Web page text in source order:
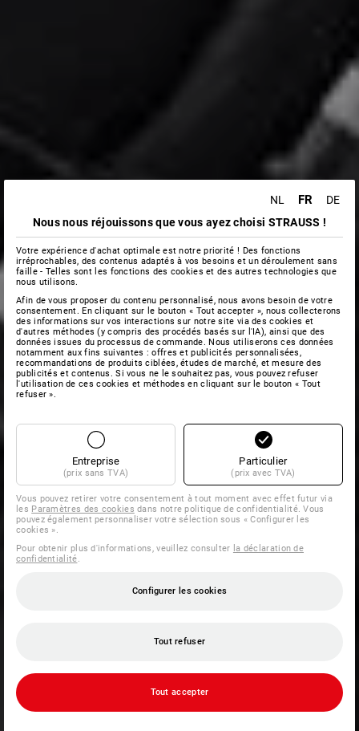
NL FR
DE
Nous nous réjouissons que vous ayez choisi STRAUSS !
Votre expérience d'achat optimale est notre priorité ! Des fonctions
irréprochables, des contenus adaptés à vos besoins et un déroulement sans
faille - Telles sont les fonctions des cookies et des autres technologies que
nous utilisons.
Afin de vous proposer du contenu personnalisé, nous avons besoin de votre
consentement. En cliquant sur le bouton « Tout accepter », nous collecterons
des informations sur vos interactions sur notre site via des cookies et
d'autres méthodes (y compris des procédés basés sur l'IA), ainsi que des
données issues du processus de commande. Nous utiliserons ces données
notamment aux fins suivantes : offres et publicités personnalisées,
recommandations de produits ciblées, études de marché, et mesure des
publicités et contenus. Si vous ne le souhaitez pas, vous pouvez refuser
l'utilisation de ces cookies et méthodes en cliquant sur le bouton « Tout
refuser ».
Entreprise
(prix sans TVA)
Particulier
(prix avec TVA)
Vous pouvez retirer votre consentement à tout moment avec effet futur via
les Paramètres des cookies dans notre politique de confidentialité. Vous
pouvez également personnaliser votre sélection sous « Configurer les
cookies ».
Pour obtenir plus d'informations, veuillez consulter la déclaration de
confidentialité
Configurer les cookies
Tout refuser
Tout accepter